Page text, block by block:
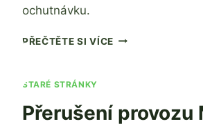
ochutnávku.
PŘEČTĚTE SI VÍCEPEČENÍ
STARÉ STRÁNKY
Přerušení provozu